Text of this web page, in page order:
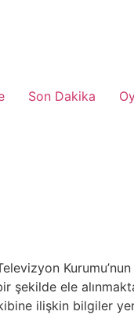
Son Dakika
Kurumu’nun
şekilde ele
ilişkin bilgiler